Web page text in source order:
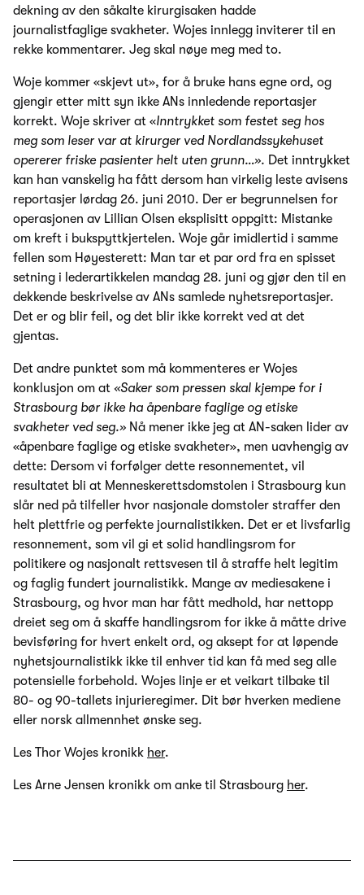
dekning av den såkalte kirurgisaken hadde
journalistfaglige svakheter. Wojes innlegg inviterer til en
rekke kommentarer. Jeg skal nøye meg med to.
Woje kommer «skjevt ut», for å bruke hans egne ord, og
gjengir etter mitt syn ikke ANs innledende reportasjer
korrekt. Woje skriver at «Inntrykket som festet seg hos
meg som leser var at kirurger ved Nordlandssykehuset
opererer friske pasienter helt uten grunn…». Det inntrykket
kan han vanskelig ha fått dersom han virkelig leste avisens
reportasjer lørdag 26. juni 2010. Der er begrunnelsen for
operasjonen av Lillian Olsen eksplisitt oppgitt: Mistanke
om kreft i bukspyttkjertelen. Woje går imidlertid i samme
fellen som Høyesterett: Man tar et par ord fra en spisset
setning i lederartikkelen mandag 28. juni og gjør den til en
dekkende beskrivelse av ANs samlede nyhetsreportasjer.
Det er og blir feil, og det blir ikke korrekt ved at det
gjentas.
Det andre punktet som må kommenteres er Wojes
konklusjon om at «Saker som pressen skal kjempe for i
Strasbourg bør ikke ha åpenbare faglige og etiske
svakheter ved seg.» Nå mener ikke jeg at AN-saken lider av
«åpenbare faglige og etiske svakheter», men uavhengig av
dette: Dersom vi forfølger dette resonnementet, vil
resultatet bli at Menneskerettsdomstolen i Strasbourg kun
slår ned på tilfeller hvor nasjonale domstoler straffer den
helt plettfrie og perfekte journalistikken. Det er et livsfarlig
resonnement, som vil gi et solid handlingsrom for
politikere og nasjonalt rettsvesen til å straffe helt legitim
og faglig fundert journalistikk. Mange av mediesakene i
Strasbourg, og hvor man har fått medhold, har nettopp
dreiet seg om å skaffe handlingsrom for ikke å måtte drive
bevisføring for hvert enkelt ord, og aksept for at løpende
nyhetsjournalistikk ikke til enhver tid kan få med seg alle
potensielle forbehold. Wojes linje er et veikart tilbake til
80- og 90-tallets injurieregimer. Dit bør hverken mediene
eller norsk allmennhet ønske seg.
Les Thor Wojes kronikk her.
Les Arne Jensen kronikk om anke til Strasbourg her.